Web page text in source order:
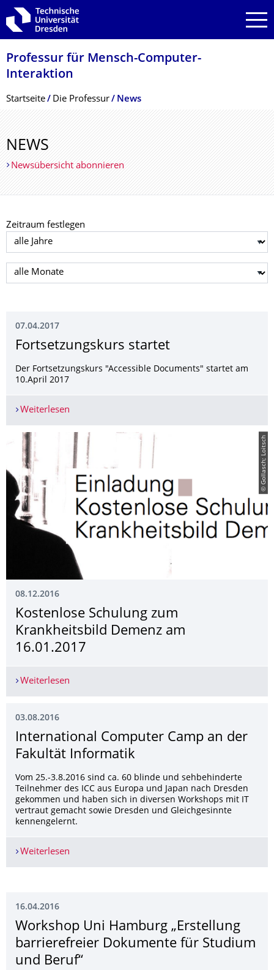
Zur Hauptnavigation springen
Zur Suche springen
Zum Inhalt springen
Professur für Mensch-Computer-
Interaktion
Breadcrumb-Menü
Startseite Die Professur News
NEWS
Newsübersicht abonnieren
Zeitraum festlegen
Jahr auswählen
Monat auswählen
07.04.2017
Fortsetzungskurs startet
Der Fortsetzungskurs "Accessible Documents" startet am
10.April 2017
Weiterlesen
© Gollasch; Loitsch
08.12.2016
Kostenlose Schulung zum
Krankheitsbild Demenz am
16.01.2017
Weiterlesen
03.08.2016
International Computer Camp an der
Fakultät Informatik
Vom 25.-3.8.2016 sind ca. 60 blinde und sehbehinderte
Teilnehmer des ICC aus Europa und Japan nach Dresden
gekommen und haben sich in diversen Workshops mit IT
vertraut gemacht sowie Dresden und Gleichgesinnte
kennengelernt.
Weiterlesen
16.04.2016
Workshop Uni Hamburg „Erstellung
barrierefreier Dokumente für Studium
und Beruf“